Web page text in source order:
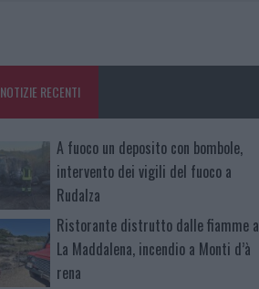
NOTIZIE RECENTI
A fuoco un deposito con bombole,
intervento dei vigili del fuoco a
Rudalza
Ristorante distrutto dalle fiamme a
La Maddalena, incendio a Monti d’à
rena